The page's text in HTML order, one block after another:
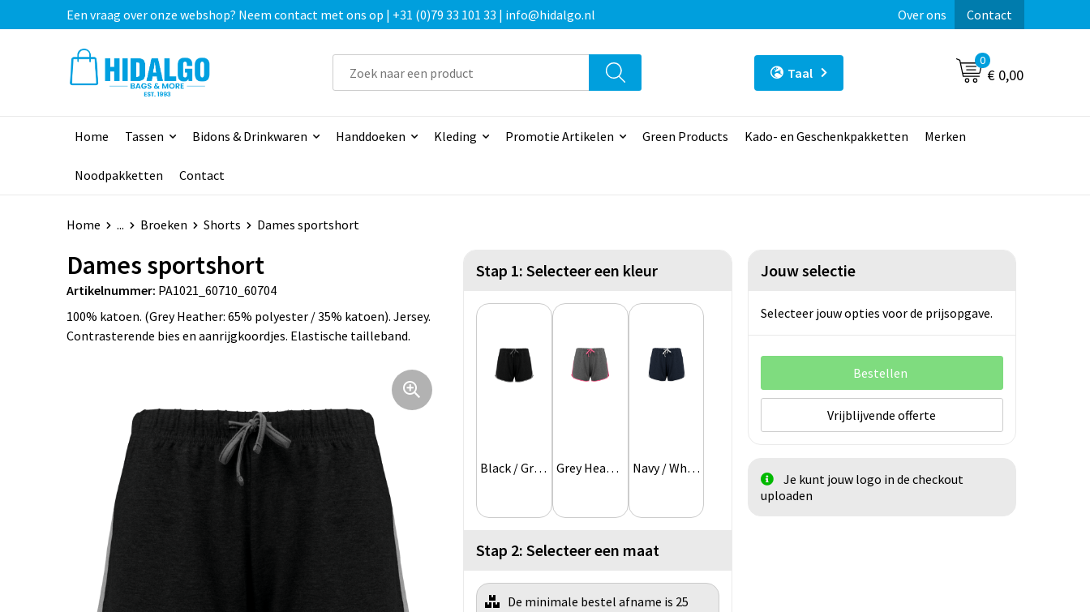
Een vraag over onze webshop? Neem contact met ons op | +31 (0)79 33 101 33 | info@hidalgo.nl Over ons Contact
Taal
0
€ 0,00
Home Tassen Bidons & Drinkwaren Handdoeken Kleding Promotie Artikelen Green Products Kado- en Geschenkpakketten Merken
Noodpakketten Contact
Home ... Broeken Shorts Dames sportshort
Dames sportshort
Artikelnummer: PA1021_60710_60704
100% katoen. (Grey Heather: 65% polyester / 35% katoen). Jersey.
Contrasterende bies en aanrijgkoordjes. Elastische tailleband.
Stap 1: Selecteer een kleur
Black / Grey Heather Grey Heather / Fluo Pink Navy / White
Stap 2: Selecteer een maat
De minimale bestel afname is 25
Jouw selectie
Selecteer jouw opties voor de prijsopgave.
Bestellen
Vrijblijvende offerte
Je kunt jouw logo in de checkout
uploaden